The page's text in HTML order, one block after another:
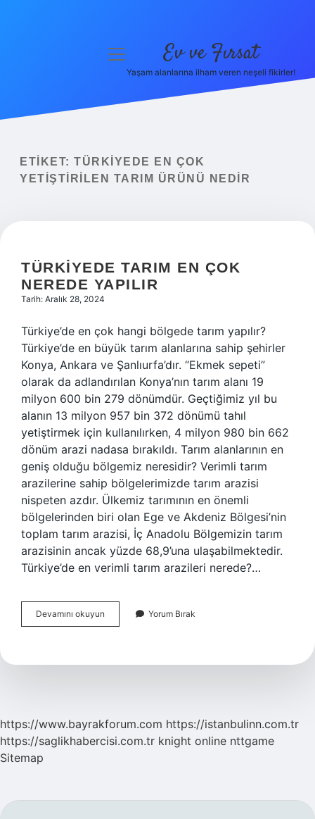
Yasal Uyarı
menüyü
Ev ve Fırsat
Yaşam alanlarına ilham veren neşeli fikirler!
ETIKET: TÜRKIYEDE EN ÇOK
YETIŞTIRILEN TARIM ÜRÜNÜ NEDIR
TÜRKIYEDE TARIM EN ÇOK
NEREDE YAPILIR
Tarih: Aralık 28, 2024
Türkiye’de en çok hangi bölgede tarım yapılır?
Türkiye’de en büyük tarım alanlarına sahip şehirler
Konya, Ankara ve Şanlıurfa’dır. “Ekmek sepeti”
olarak da adlandırılan Konya’nın tarım alanı 19
milyon 600 bin 279 dönümdür. Geçtiğimiz yıl bu
alanın 13 milyon 957 bin 372 dönümü tahıl
yetiştirmek için kullanılırken, 4 milyon 980 bin 662
dönüm arazi nadasa bırakıldı. Tarım alanlarının en
geniş olduğu bölgemiz neresidir? Verimli tarım
arazilerine sahip bölgelerimizde tarım arazisi
nispeten azdır. Ülkemiz tarımının en önemli
bölgelerinden biri olan Ege ve Akdeniz Bölgesi’nin
toplam tarım arazisi, İç Anadolu Bölgemizin tarım
arazisinin ancak yüzde 68,9’una ulaşabilmektedir.
Türkiye’de en verimli tarım arazileri nerede?…
Devamını okuyun Türkiyede
Tarım
Nerede
Yorum Bırak
https://www.bayrakforum.com https://istanbulinn.com.tr
https://saglikhabercisi.com.tr knight online nttgame
Sitemap